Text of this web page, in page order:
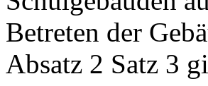
Betreten der
Absatz 2 Satz 3